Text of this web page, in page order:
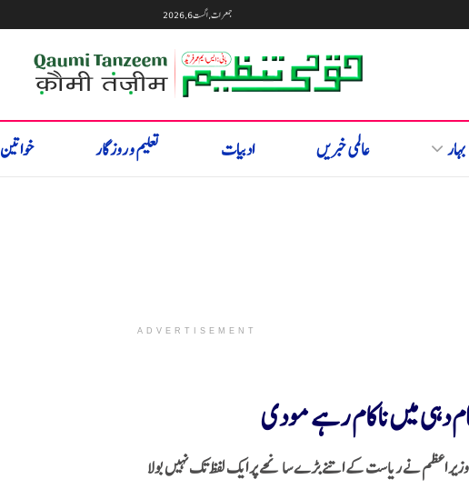
جمعرات, اگست 6, 2026
بہار عالمی خبریں ادبیات تعلیم و روزگار خواتین
ADVERTISEMENT
دہی میں ناکام رہے مودی
اعظم نے ریاست کے اتنے بڑے سانحے پر ایک لفظ تک نہیں بولا